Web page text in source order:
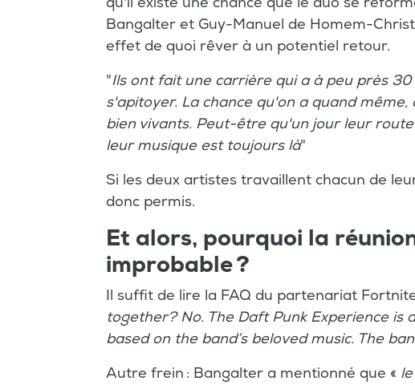
Bangalter et Guy-Manuel de Homem-
effet de quoi rêver à un potentiel retour.
"Ils ont fait une carrière qui a à peu près
s'apitoyer. La chance qu'on a quand
bien vivants. Peut-être qu'un jour leur
leur musique est toujours là"
Si les deux artistes travaillent chacun de
donc permis.
Et alors, pourquoi la
improbable ?
Il suffit de lire la FAQ du partenariat Fortnite
together? No. The Daft Punk Experience is
based on the band’s beloved music. The
Autre frein : Bangalter a mentionné que «